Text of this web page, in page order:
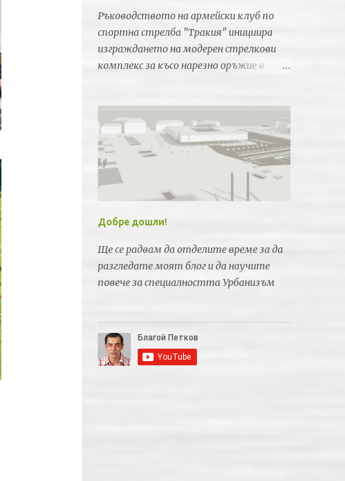
Ръководството на армейски клуб по
спортна стрелба "Тракия" инициира
изграждането на модерен стрелкови
комплекс за късо нарезно оръжие в
Световната федерация по спортна
стрелба за провеждането на силни
международни турнири и първенства.
Добре дошли!
Ще се радвам да отделите време за да
разгледате моят блог и да научите
повече за специалността Урбанизъм